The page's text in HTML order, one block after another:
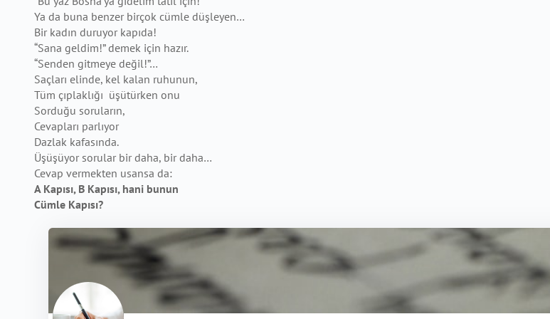
Ya da buna benzer birçok cümle düşleyen…
Bir kadın duruyor kapıda!
“Sana geldim!” demek için hazır.
“Senden gitmeye değil!”…
Saçları elinde, kel kalan ruhunun,
Tüm çıplaklığı üşütürken onu
Sorduğu soruların,
Cevapları parlıyor
Dazlak kafasında.
Üşüşüyor sorular bir daha, bir daha…
Cevap vermekten usansa da:
A Kapısı, B Kapısı, hani bunun
Cümle Kapısı?